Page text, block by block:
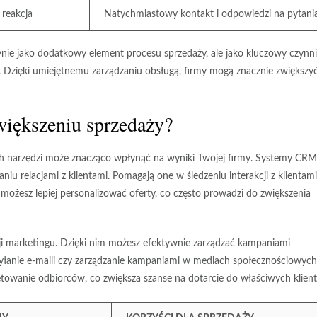
Natychmiastowy kontakt i odpowiedzi na
jako dodatkowy element procesu sprzedaży, ale jako kluczowy
umiejętnemu zarządzaniu obsługą, firmy mogą znacznie
sprzedaży?
może znacząco wpłynąć na wyniki Twojej firmy. Systemy CRM
relacjami z klientami. Pomagają one w śledzeniu interakcji z
lepiej personalizować oferty, co często prowadzi do zwiększenia
Dzięki nim możesz efektywnie zarządzać kampaniami
e-maili czy zarządzanie kampaniami w mediach
odbiorców, co zwiększa szanse na dotarcie do właściwych